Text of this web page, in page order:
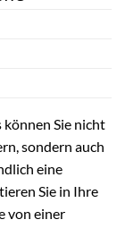
Sie nicht
sondern auch
eine
Sie in Ihre
von einer